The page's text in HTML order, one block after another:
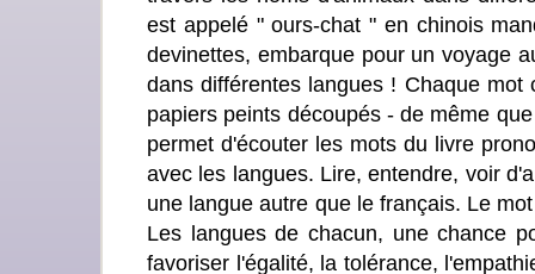
est appelé " ours-chat " en chinois
devinettes, embarque pour un voyage
dans différentes langues ! Chaque
papiers peints découpés - de même
permet d'écouter les mots du livre
avec les langues. Lire, entendre, voir
une langue autre que le français. Le
Les langues de chacun, une chance
favoriser l'égalité, la tolérance,